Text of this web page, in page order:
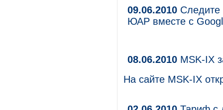
09.06.2010 Следите
ЮАР вместе с
08.06.2010 MSK-IX
На сайте MSK-IX